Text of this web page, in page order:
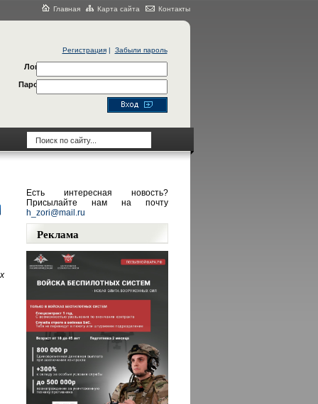
Главная Карта сайта Контакты
Регистрация| Забыли пароль
Логин
Пароль
Есть интересная новость?
Присылайте нам на почту
h_zori@mail.ru
Реклама